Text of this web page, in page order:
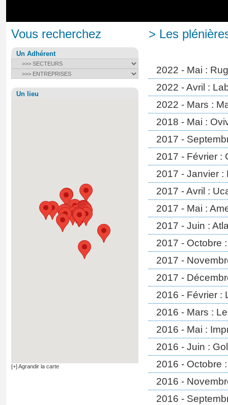
Vous recherchez
Un Adhérent
Un lieu
[+] Agrandir la carte
> Les
2022 - Mai :
2022 - Avril :
2022 - Mars :
2018 - Mai :
2017 -
2017 - Février :
2017 - Janvier :
2017 - Avril :
2017 - Mai :
2017 - Juin :
2017 - Octobre
2017 -
2017 -
2016 - Février :
2016 - Mars :
2016 - Mai :
2016 - Juin :
2016 - Octobre
2016 -
2016 -